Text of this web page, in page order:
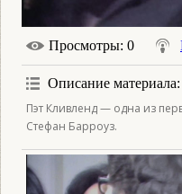
Просмотры: 0
Описание материала:
Пэт Кливленд — одна из
Стефан Барроуз.